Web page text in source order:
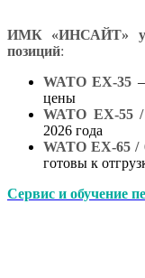
ИМК «ИНСАЙТ»
позиций:
WATO EX-35
цены
WATO EX-55
2026 года
WATO EX-65 /
готовы к
Сервис и обучение